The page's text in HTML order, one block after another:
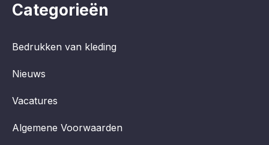
Categorieën
Bedrukken van kleding
Nieuws
Vacatures
Algemene Voorwaarden